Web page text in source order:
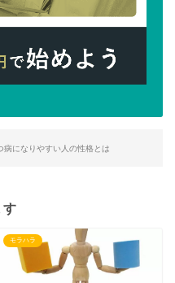
病になりやすい人の性格とは
モラハラ